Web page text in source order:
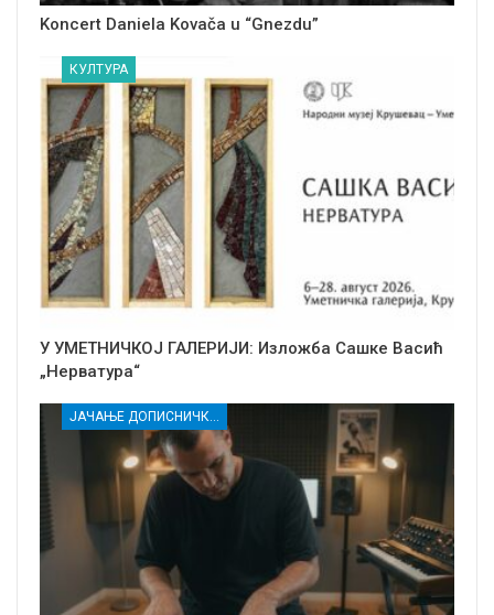
Koncert Daniela Kovača u “Gnezdu”
КУЛТУРА
У УМЕТНИЧКОЈ ГАЛЕРИЈИ: Изложба Сашке Васић
„Нерватура“
ЈАЧАЊЕ ДОПИСНИЧКЕ МРЕЖЕ НЕЗАВИСНИХ МЕДИЈА У РАСИНСКОМ ОКРУГУ